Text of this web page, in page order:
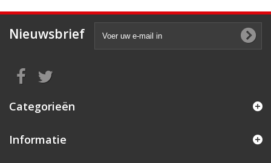
Nieuwsbrief
Categorieën
Informatie